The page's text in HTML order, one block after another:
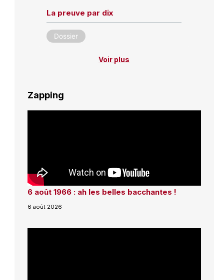
La preuve par dix
Dossier
Voir plus
Zapping
6 août 1966 : ah les belles bacchantes !
6 août 2026